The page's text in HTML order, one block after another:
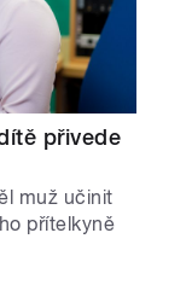
přivede
muž učinit
přítelkyně